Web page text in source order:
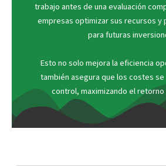
trabajo antes de una evaluación
empresas optimizar sus recursos y
para futuras
Esto no solo mejora la eficiencia
también asegura que los costes
control, maximizando el